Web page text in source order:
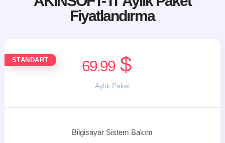
Fiyatlandırma
STANDART 69.99$
Aylık Paket
Bilgisayar Sistem Bakım